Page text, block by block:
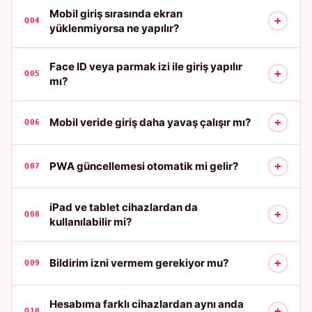
Q04
Mobil giriş sırasında ekran
yüklenmiyorsa ne yapılır?
+
Q05
Face ID veya parmak izi ile giriş yapılır
mı?
+
Q06 Mobil veride giriş daha yavaş çalışır mı? +
Q07 PWA güncellemesi otomatik mi gelir? +
Q08
iPad ve tablet cihazlardan da
kullanılabilir mi?
+
Q09 Bildirim izni vermem gerekiyor mu? +
Hesabıma farklı cihazlardan aynı anda